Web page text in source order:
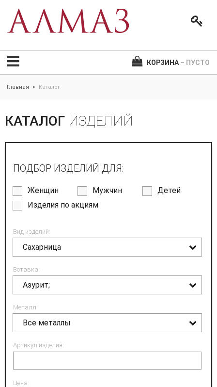
КОРЗИНА – ПУСТО
Главная > Каталог
КАТАЛОГ ИЗДЕЛИЙ
ПОДБОР ИЗДЕЛИЙ ДЛЯ:
Женщин Мужчин
Детей
Изделия по акциям
Вид изделий:
Сахарница
Вставка:
Азурит;
Металл:
Все металлы
Артикул изделия:
Цена: